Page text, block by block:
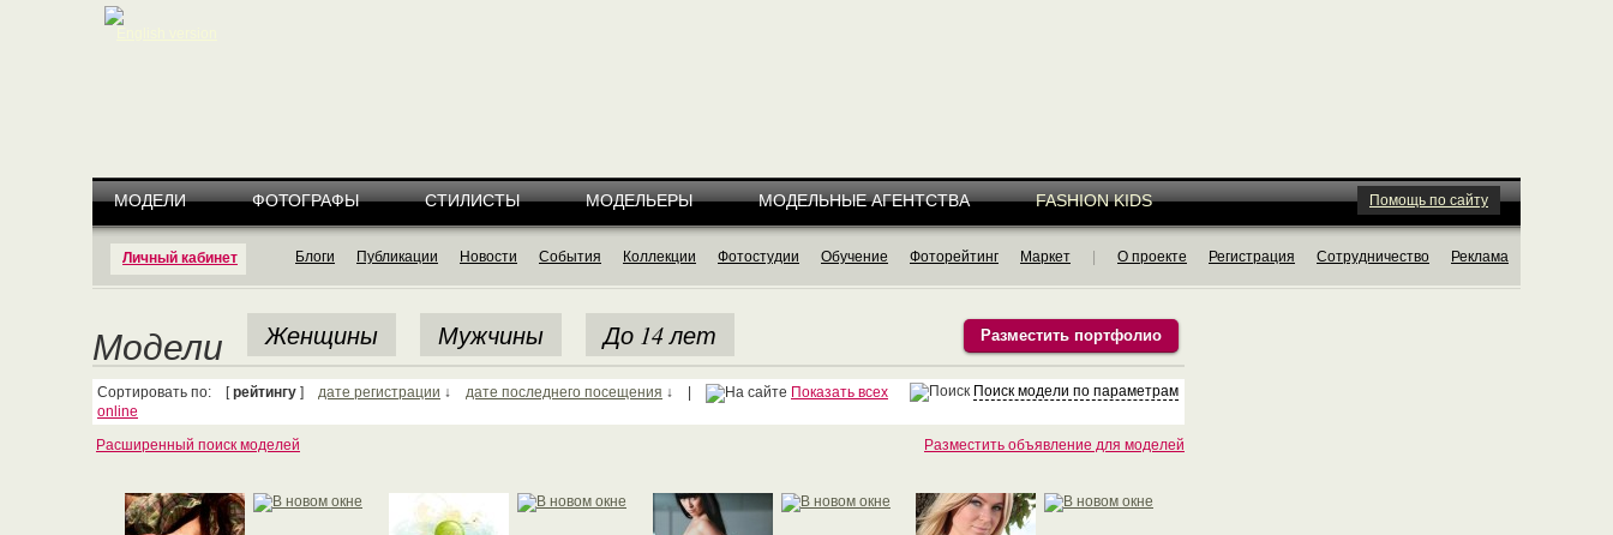
Личный кабинет
МОДЕЛИ ФОТОГРАФЫ СТИЛИСТЫ МОДЕЛЬЕРЫ МОДЕЛЬНЫЕ АГЕНТСТВА FASHION KIDS Помощь по сайту
Блоги Публикации Новости События Коллекции Фотостудии Обучение Фоторейтинг Маркет О проекте Регистрация Сотрудничество Реклама
Модели Женщины Мужчины До 14 лет Разместить портфолио
Поиск модели по параметрам
Сортировать по: [рейтингу ] дате регистрации ↓ дате последнего посещения ↓ |
Показать всех
online
Разместить объявление для моделей
Расширенный поиск моделей